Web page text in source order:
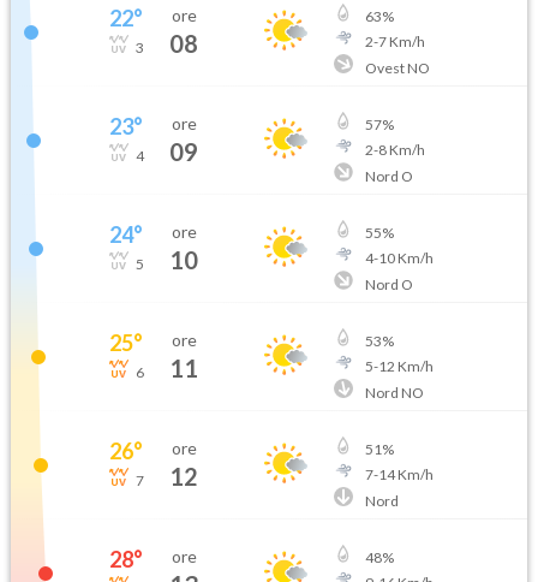
22°
3
ore
08
63%
2-7Km/h
Ovest NO
23°
4
ore
09
57%
2-8Km/h
Nord O
24°
5
ore
10
55%
4-10Km/h
Nord O
25°
6
ore
11
53%
5-12 Km/h
Nord NO
26°
7
ore
12
51%
7-14Km/h
Nord
28° ore 48%